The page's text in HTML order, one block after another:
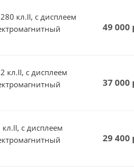
кл.II, с дисплеем
49 000
кл.II, с дисплеем
37 000
с дисплеем
29 400